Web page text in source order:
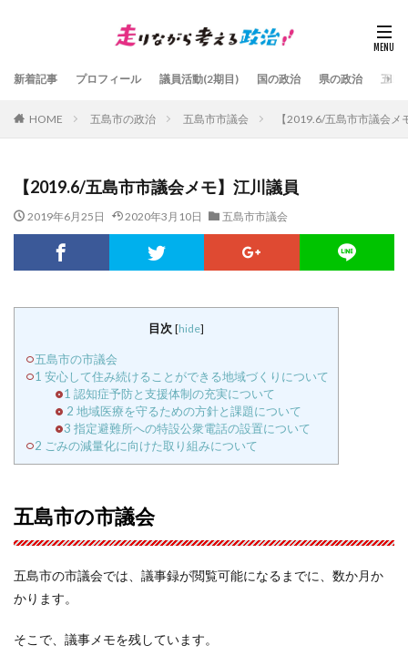
新着記事 プロフィール 議員活動(2期目) 国の政治 県の政治 五島
HOME 五島市の政治 五島市市議会 【2019.6/五島市市議会メ
【2019.6/五島市市議会メモ】江川議員
2019年6月25日 2020年3月10日 五島市市議会
目次 [hide]
五島市の市議会
1 安心して住み続けることができる地域づくりについて
1 認知症予防と支援体制の充実について
2 地域医療を守るための方針と課題について
3 指定避難所への特設公衆電話の設置について
2 ごみの減量化に向けた取り組みについて
五島市の市議会
五島市の市議会では、議事録が閲覧可能になるまでに、数か月か
かります。
そこで、議事メモを残しています。